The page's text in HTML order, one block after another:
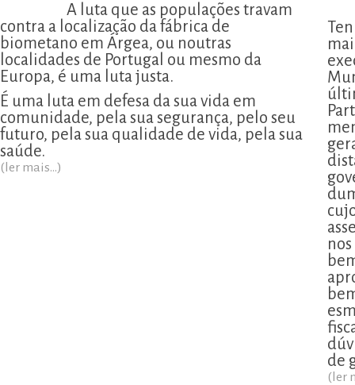
A luta que as populações travam
contra a localização da fábrica de
biometano em Árgea, ou noutras
localidades de Portugal ou mesmo da
Europa, é uma luta justa.
É uma luta em defesa da sua vida em
comunidade, pela sua segurança, pelo seu
futuro, pela sua qualidade de vida, pela sua
saúde.
(ler mais...)
de
(ler